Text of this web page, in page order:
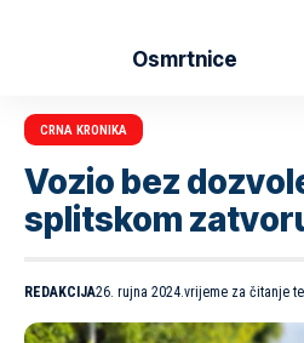
Osmrtnice
CRNA KRONIKA
Vozio bez
splitskom
REDAKCIJA26. rujna 2024.vrijeme za čitanje